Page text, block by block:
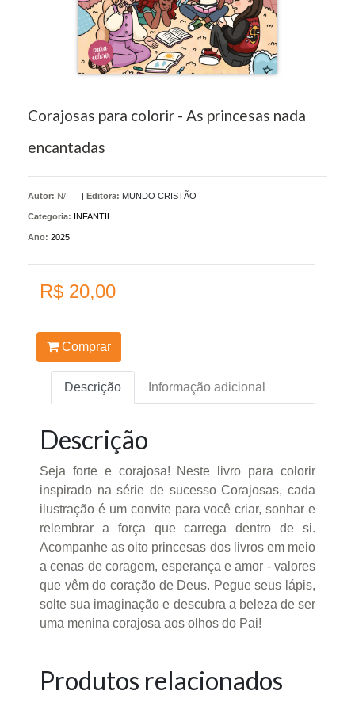
Corajosas para colorir - As princesas nada
encantadas
Autor: N/I |Editora: MUNDO CRISTÃO
Categoria: INFANTIL
Ano: 2025
R$ 20,00
Comprar
Descrição Informação adicional
Descrição
Seja forte e corajosa! Neste livro para colorir
inspirado na série de sucesso Corajosas, cada
ilustração é um convite para você criar, sonhar e
relembrar a força que carrega dentro de si.
Acompanhe as oito princesas dos livros em meio
a cenas de coragem, esperança e amor - valores
que vêm do coração de Deus. Pegue seus lápis,
solte sua imaginação e descubra a beleza de ser
uma menina corajosa aos olhos do Pai!
Produtos relacionados